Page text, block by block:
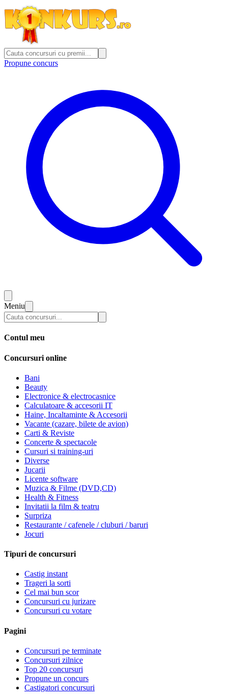
Propune concurs
Meniu
Contul meu
Concursuri online
Bani
Beauty
Electronice & electrocasnice
Calculatoare & accesorii IT
Haine, Incaltaminte & Accesorii
Vacante (cazare, bilete de avion)
Carti & Reviste
Concerte & spectacole
Cursuri si training-uri
Diverse
Jucarii
Licente software
Muzica & Filme (DVD,CD)
Health & Fitness
Invitatii la film & teatru
Surpriza
Restaurante / cafenele / cluburi / baruri
Jocuri
Tipuri de concursuri
Castig instant
Trageri la sorti
Cel mai bun scor
Concursuri cu jurizare
Concursuri cu votare
Pagini
Concursuri pe terminate
Concursuri zilnice
Top 20 concursuri
Propune un concurs
Castigatori concursuri